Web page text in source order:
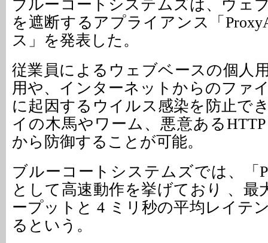
ブルーコートシステムズは、ウェ
を遮断するアプライアンス「
ス」を発表した。
従業員によるウェブベースの個人
用や、インターネットからのファ
に起因するウイルス感染を防止で
イの木馬やワーム、悪意ある
から防御することが可能。
ブルーコートシステムズでは、「
として高速動作を挙げており 、最
ープットと 4 ミリ秒の平均レイテ
るという。